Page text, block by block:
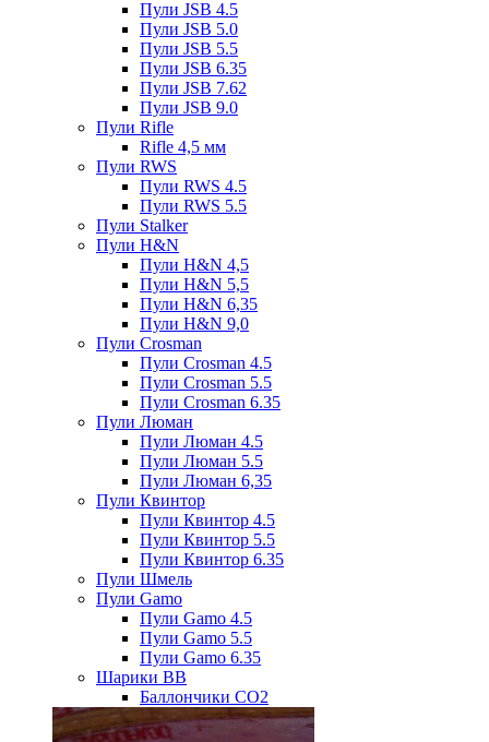
Пули JSB 4.5
Пули JSB 5.0
Пули JSB 5.5
Пули JSB 6.35
Пули JSB 7.62
Пули JSB 9.0
Пули Rifle
Rifle 4,5 мм
Пули RWS
Пули RWS 4.5
Пули RWS 5.5
Пули Stalker
Пули H&N
Пули H&N 4,5
Пули H&N 5,5
Пули H&N 6,35
Пули H&N 9,0
Пули Crosman
Пули Crosman 4.5
Пули Crosman 5.5
Пули Crosman 6.35
Пули Люман
Пули Люман 4.5
Пули Люман 5.5
Пули Люман 6,35
Пули Квинтор
Пули Квинтор 4.5
Пули Квинтор 5.5
Пули Квинтор 6.35
Пули Шмель
Пули Gamo
Пули Gamo 4.5
Пули Gamo 5.5
Пули Gamo 6.35
Шарики BB
Баллончики CO2